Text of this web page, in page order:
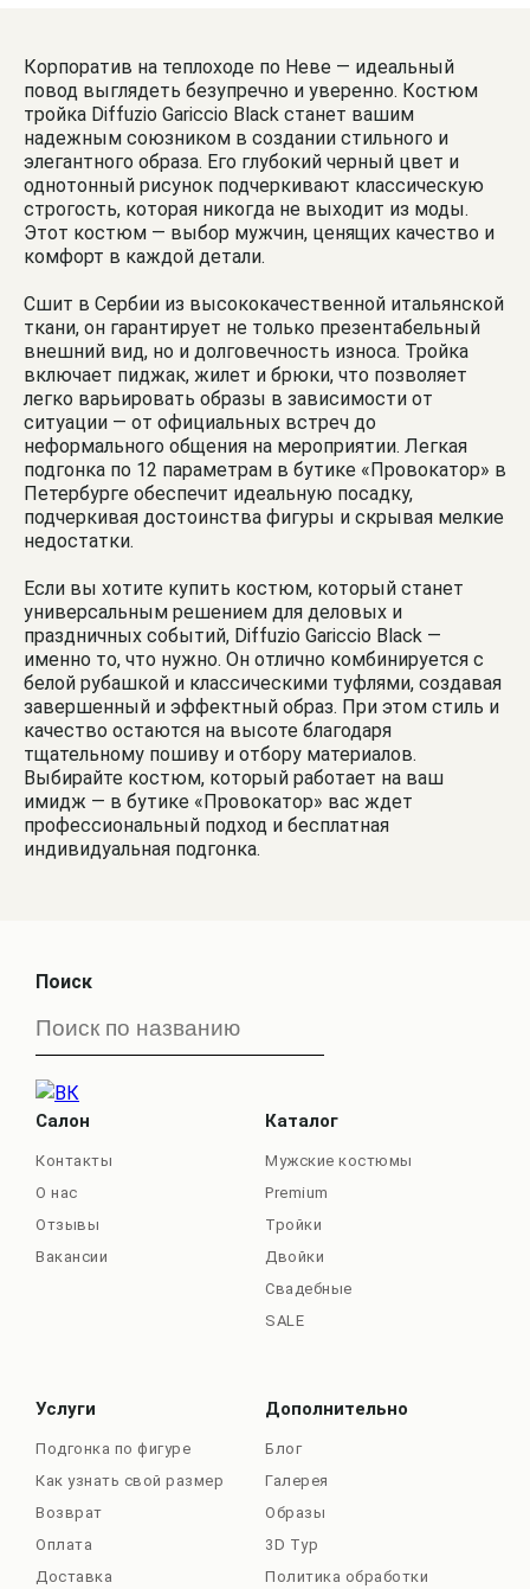
Корпоратив на теплоходе по Неве — идеальный
повод выглядеть безупречно и уверенно. Костюм
тройка Diffuzio Gariccio Black станет вашим
надежным союзником в создании стильного и
элегантного образа. Его глубокий черный цвет и
однотонный рисунок подчеркивают классическую
строгость, которая никогда не выходит из моды.
Этот костюм — выбор мужчин, ценящих качество и
комфорт в каждой детали.
Сшит в Сербии из высококачественной итальянской
ткани, он гарантирует не только презентабельный
внешний вид, но и долговечность износа. Тройка
включает пиджак, жилет и брюки, что позволяет
легко варьировать образы в зависимости от
ситуации — от официальных встреч до
неформального общения на мероприятии. Легкая
подгонка по 12 параметрам в бутике «Провокатор» в
Петербурге обеспечит идеальную посадку,
подчеркивая достоинства фигуры и скрывая мелкие
недостатки.
Если вы хотите купить костюм, который станет
универсальным решением для деловых и
праздничных событий, Diffuzio Gariccio Black —
именно то, что нужно. Он отлично комбинируется с
белой рубашкой и классическими туфлями, создавая
завершенный и эффектный образ. При этом стиль и
качество остаются на высоте благодаря
тщательному пошиву и отбору материалов.
Выбирайте костюм, который работает на ваш
имидж — в бутике «Провокатор» вас ждет
профессиональный подход и бесплатная
индивидуальная подгонка.
Поиск
Салон
Контакты
О нас
Отзывы
Вакансии
Каталог
Мужские костюмы
Premium
Тройки
Двойки
Свадебные
SALE
Услуги
Подгонка по фигуре
Как узнать свой размер
Возврат
Оплата
Доставка
Дополнительно
Блог
Галерея
Образы
3D Тур
Политика обработки